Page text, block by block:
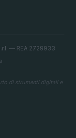
— REA 2729933
di strumenti digitali e